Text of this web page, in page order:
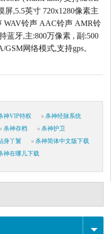
,5.5英寸 720x1280像素主
WAV铃声 AAC铃声 AMR铃
蓝牙,主:800万像素 , 副:500
网络模式,支持gps。
神VIP特权
杀神经脉系统
杀神存档
杀神护卫
身丫鬟
杀神简体中文版下载
神在哪儿下载